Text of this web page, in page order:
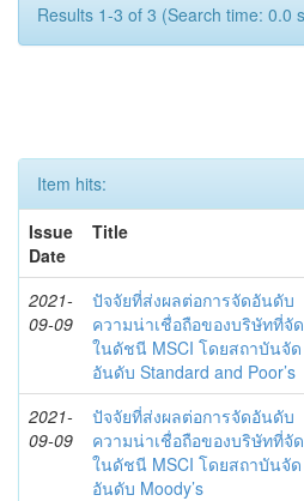
Results 1-3 of 3 (Search time: 0.0
Item hits:
Issue
Date
Title
2021-
09-09
ปัจจัยที่ส่งผลต่อการจัดอันดับ
ความน่าเชื่อถือของบริษัทที่จั
ในดัชนี MSCI โดยสถาบันจัด
อันดับ Standard and Poor’s
2021-
09-09
ปัจจัยที่ส่งผลต่อการจัดอันดับ
ความน่าเชื่อถือของบริษัทที่จั
ในดัชนี MSCI โดยสถาบันจัด
อันดับ Moody’s